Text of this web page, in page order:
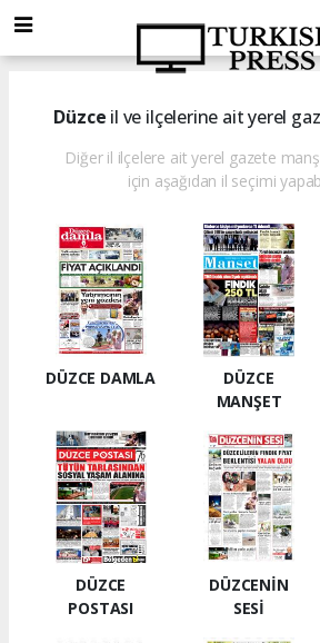
Düzce il ve ilçelerine ait yerel
Diğer il ilçelere ait yerel gazete
için aşağıdan il seçimi
DÜZCE DAMLA
DÜZCE
MANŞET
DÜZCE
POSTASI
DÜZCENİN
SESİ